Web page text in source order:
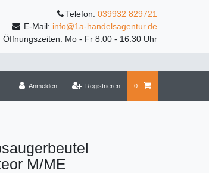
Telefon: 039932 829721
E-Mail: info@1a-handelsagentur.de
Öffnungszeiten: Mo - Fr 8:00 - 16:30 Uhr
Anmelden Registrieren 0
M/ME